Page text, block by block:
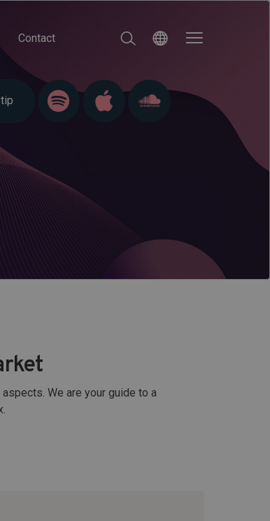
Contact
We are your guide to a